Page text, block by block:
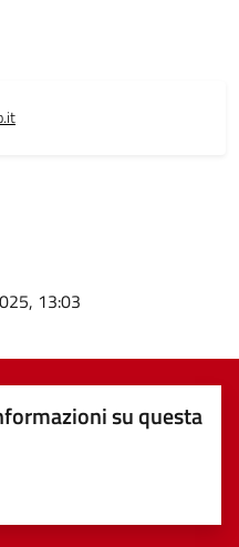
13:03
su questa
5